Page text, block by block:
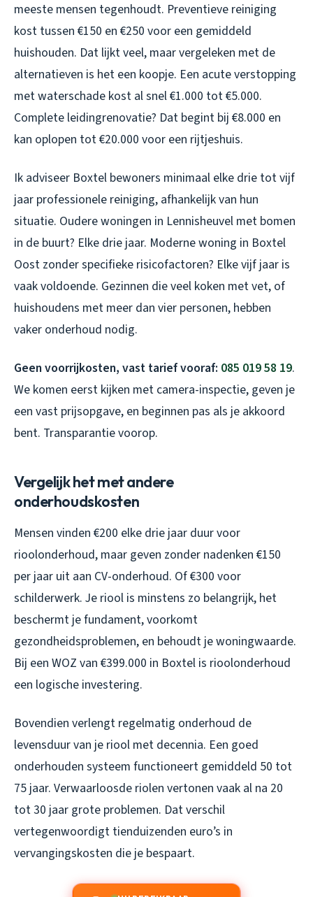
meeste mensen tegenhoudt. Preventieve reiniging
kost tussen €150 en €250 voor een gemiddeld
huishouden. Dat lijkt veel, maar vergeleken met de
alternatieven is het een koopje. Een acute verstopping
met waterschade kost al snel €1.000 tot €5.000.
Complete leidingrenovatie? Dat begint bij €8.000 en
kan oplopen tot €20.000 voor een rijtjeshuis.
Ik adviseer Boxtel bewoners minimaal elke drie tot vijf
jaar professionele reiniging, afhankelijk van hun
situatie. Oudere woningen in Lennisheuvel met bomen
in de buurt? Elke drie jaar. Moderne woning in Boxtel
Oost zonder specifieke risicofactoren? Elke vijf jaar is
vaak voldoende. Gezinnen die veel koken met vet, of
huishoudens met meer dan vier personen, hebben
vaker onderhoud nodig.
Geen voorrijkosten, vast tarief vooraf: 085 019 58 19.
We komen eerst kijken met camera-inspectie, geven je
een vast prijsopgave, en beginnen pas als je akkoord
bent. Transparantie voorop.
Vergelijk het met andere
onderhoudskosten
Mensen vinden €200 elke drie jaar duur voor
rioolonderhoud, maar geven zonder nadenken €150
per jaar uit aan CV-onderhoud. Of €300 voor
schilderwerk. Je riool is minstens zo belangrijk, het
beschermt je fundament, voorkomt
gezondheidsproblemen, en behoudt je woningwaarde.
Bij een WOZ van €399.000 in Boxtel is rioolonderhoud
een logische investering.
Bovendien verlengt regelmatig onderhoud de
levensduur van je riool met decennia. Een goed
onderhouden systeem functioneert gemiddeld 50 tot
75 jaar. Verwaarloosde riolen vertonen vaak al na 20
tot 30 jaar grote problemen. Dat verschil
vertegenwoordigt tienduizenden euro’s in
vervangingskosten die je bespaart.